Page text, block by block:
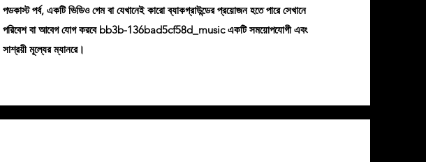
পডকাস্ট পর্ব, একটি ভিডিও গেম বা যেখানেই কারো ব্যাকগ্রাউন্ডের প্রয়োজন হতে পারে সেখানে
পরিবেশ বা আবেগ যোগ করবে bb3b-136bad5cf58d_music একটি সময়োপযোগী এবং
সাশ্রয়ী মূল্যের ম্যানরে।